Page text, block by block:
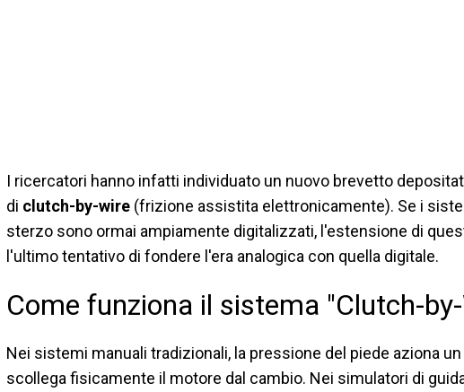
I ricercatori hanno infatti individuato un nuovo brevetto
di clutch-by-wire (frizione assistita elettronicamente). Se i
sterzo sono ormai ampiamente digitalizzati, l'estensione di
l'ultimo tentativo di fondere l'era analogica con quella digitale.
Come funziona il sistema "Clutch-
Nei sistemi manuali tradizionali, la pressione del piede aziona
scollega fisicamente il motore dal cambio. Nei simulatori di